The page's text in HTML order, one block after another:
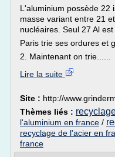
L'aluminium possède 22
masse variant entre 21
nucléaires. Seul 27 Al
Paris trie ses ordures et
2. Maintenant on trie......
Lire la suite
Site : http://
Thèmes liés :
l'aluminium en france /
recyclage de l'acier en
france